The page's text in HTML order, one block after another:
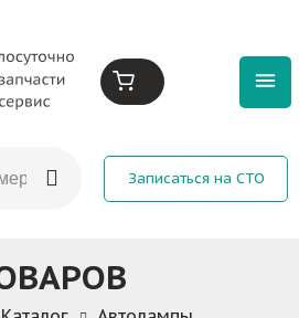
Записаться на СТО